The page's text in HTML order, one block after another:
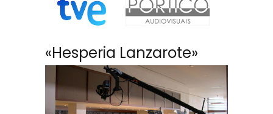
«Hesperia Lanzarote»